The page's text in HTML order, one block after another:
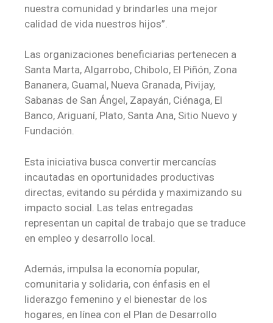
nuestra comunidad y brindarles una mejor
calidad de vida nuestros hijos”.
Las organizaciones beneficiarias pertenecen a
Santa Marta, Algarrobo, Chibolo, El Piñón, Zona
Bananera, Guamal, Nueva Granada, Pivijay,
Sabanas de San Ángel, Zapayán, Ciénaga, El
Banco, Ariguaní, Plato, Santa Ana, Sitio Nuevo y
Fundación.
Esta iniciativa busca convertir mercancías
incautadas en oportunidades productivas
directas, evitando su pérdida y maximizando su
impacto social. Las telas entregadas
representan un capital de trabajo que se traduce
en empleo y desarrollo local.
Además, impulsa la economía popular,
comunitaria y solidaria, con énfasis en el
liderazgo femenino y el bienestar de los
hogares, en línea con el Plan de Desarrollo